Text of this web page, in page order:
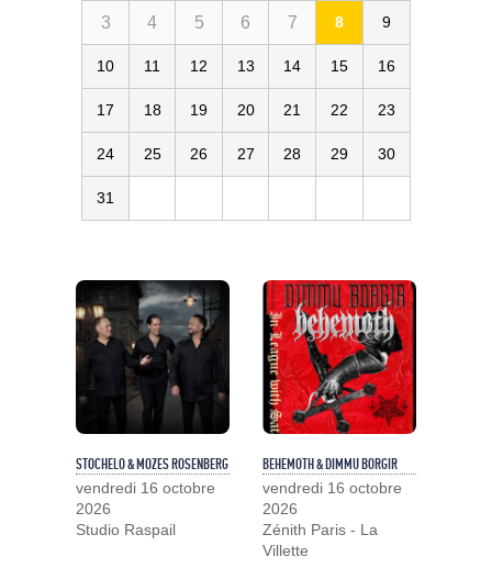
3 4 5 6 7 8 9
10 11 12 13 14 15 16
17 18 19 20 21 22 23
24 25 26 27 28 29 30
31
STOCHELO & MOZES ROSENBERG
vendredi 16 octobre
2026
Studio Raspail
BEHEMOTH & DIMMU BORGIR
vendredi 16 octobre
2026
Zénith Paris - La
Villette